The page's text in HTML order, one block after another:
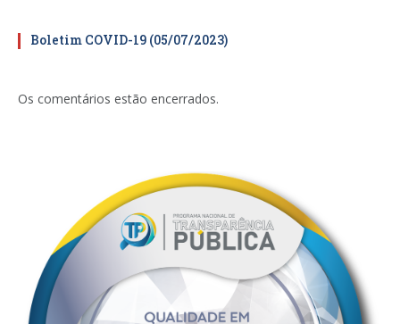
Boletim COVID-19 (05/07/2023)
Os comentários estão encerrados.